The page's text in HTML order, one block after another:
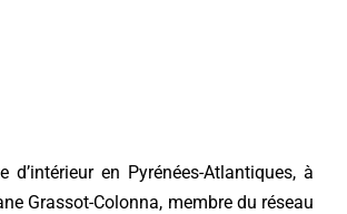
d’intérieur en Pyrénées-Atlantiques, à
Grassot-Colonna, membre du réseau